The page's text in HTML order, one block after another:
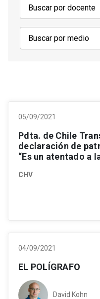
05/09/2021
Pdta. de Chile
declaración de
“Es un atentado a
CHV
04/09/2021
EL POLÍGRAFO
David Kohn